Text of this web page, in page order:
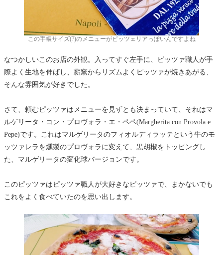
この手帳サイズ(?)のメニューがピッツェリアっぽいんですよね
なつかしいこのお店の外観。入ってすぐ左手に、ピッツァ職人が手
際よく生地を伸ばし、薪窯からリズムよくピッツァが焼きあがる、
そんな雰囲気が好きでした。
さて、頼むピッツァはメニューを見ずとも決まっていて、それはマ
ルゲリータ・コン・プロヴォラ・エ・ペペ(Margherita con Provola e
Pepe)です。これはマルゲリータのフィオルディラッテという牛のモ
ッツァレラを燻製のプロヴォラに変えて、黒胡椒をトッピングし
た、マルゲリータの変化球バージョンです。
このピッツァはピッツァ職人が大好きなピッツァで、まかないでも
これをよく食べていたのを思い出します。